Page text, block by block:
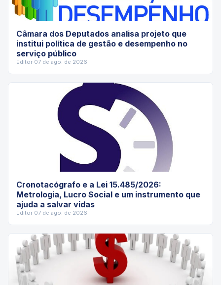
Câmara dos Deputados analisa projeto que
institui política de gestão e desempenho no
serviço público
Editor·07 de ago. de 2026
Cronotacógrafo e a Lei 15.485/2026:
Metrologia, Lucro Social e um instrumento que
ajuda a salvar vidas
Editor·07 de ago. de 2026